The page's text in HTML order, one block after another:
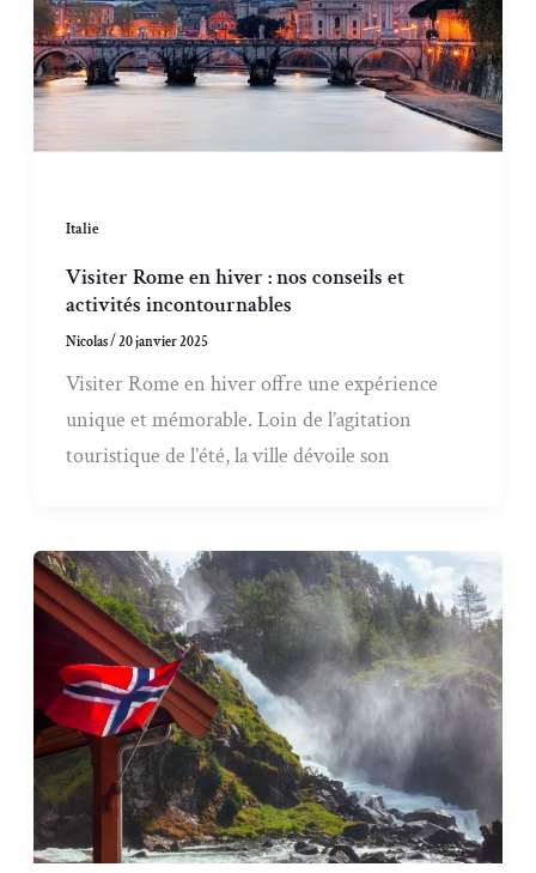
Italie
Visiter Rome en hiver : nos conseils et
activités incontournables
Nicolas/20 janvier 2025
Visiter Rome en hiver offre une expérience
unique et mémorable. Loin de l’agitation
touristique de l’été, la ville dévoile son